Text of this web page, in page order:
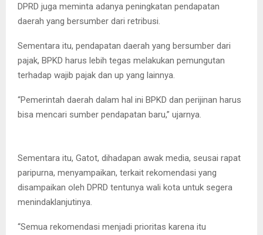
DPRD juga meminta adanya peningkatan pendapatan
daerah yang bersumber dari retribusi.
Sementara itu, pendapatan daerah yang bersumber dari
pajak, BPKD harus lebih tegas melakukan pemungutan
terhadap wajib pajak dan up yang lainnya.
“Pemerintah daerah dalam hal ini BPKD dan perijinan harus
bisa mencari sumber pendapatan baru,” ujarnya.
Sementara itu, Gatot, dihadapan awak media, seusai rapat
paripurna, menyampaikan, terkait rekomendasi yang
disampaikan oleh DPRD tentunya wali kota untuk segera
menindaklanjutinya.
“Semua rekomendasi menjadi prioritas karena itu